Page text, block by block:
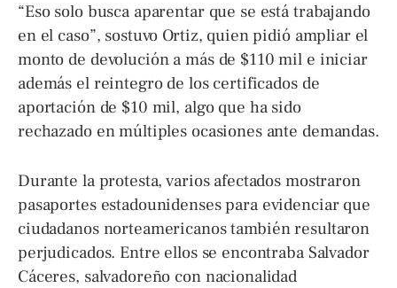
“Eso solo busca aparentar que se está trabajando
en el caso”, sostuvo Ortiz, quien pidió ampliar el
monto de devolución a más de $110 mil e iniciar
además el reintegro de los certificados de
aportación de $10 mil, algo que ha sido
rechazado en múltiples ocasiones ante demandas.
Durante la protesta, varios afectados mostraron
pasaportes estadounidenses para evidenciar que
ciudadanos norteamericanos también resultaron
perjudicados. Entre ellos se encontraba Salvador
Cáceres, salvadoreño con nacionalidad